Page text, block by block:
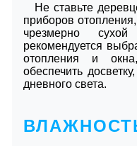
Не ставьте
приборов
чрезмерно
рекомендуется
отопления и
обеспечить
дневного света.